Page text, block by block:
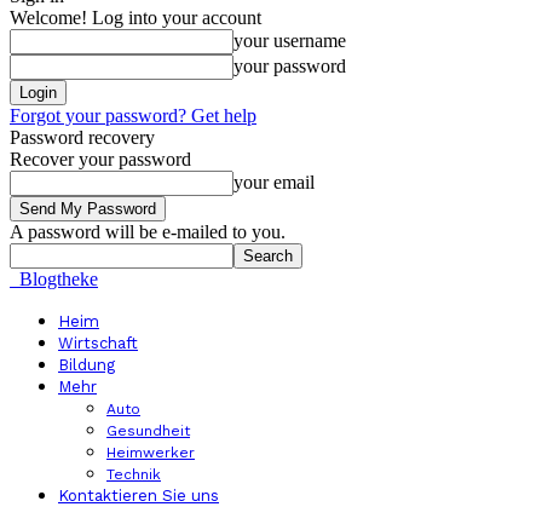
Welcome! Log into your account
your username
your password
Forgot your password? Get help
Password recovery
Recover your password
your email
A password will be e-mailed to you.
Blogtheke
Heim
Wirtschaft
Bildung
Mehr
Auto
Gesundheit
Heimwerker
Technik
Kontaktieren Sie uns